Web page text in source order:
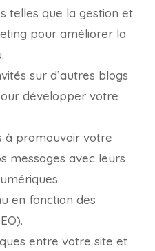
telles que la gestion et
pour améliorer la
sur d’autres blogs
développer votre
à promouvoir votre
messages avec leurs
en fonction des
entre votre site et